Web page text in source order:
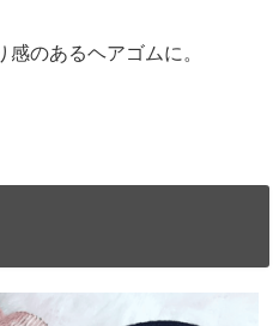
のあるヘアゴムに。